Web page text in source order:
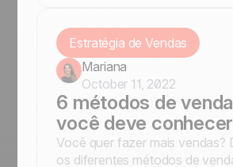
Estratégia de Vendas
Mariana
October 11, 2022
6 métodos de
você deve conhecer
Você quer fazer mais vendas?
os diferentes métodos de